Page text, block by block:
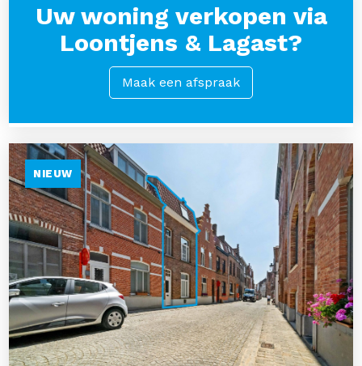
Uw woning verkopen via
Loontjens & Lagast?
Maak een afspraak
NIEUW